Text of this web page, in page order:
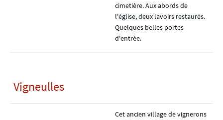
cimetière. Aux abords de
l'église, deux lavoirs restaurés.
Quelques belles portes
d'entrée.
Vigneulles
Cet ancien village de vignerons